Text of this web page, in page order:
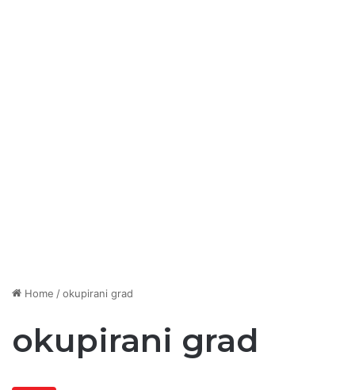
Home /okupirani grad
okupirani grad